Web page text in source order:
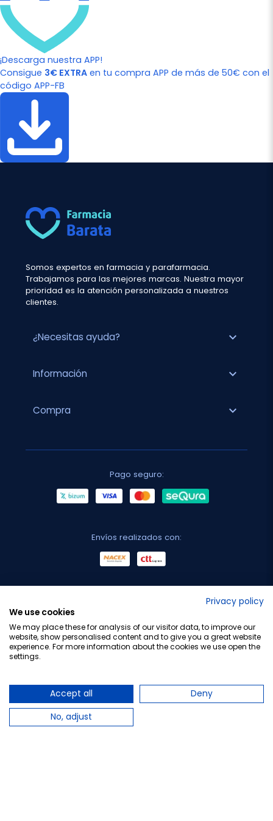
¡Descarga nuestra APP!
Consigue 3€ EXTRA en tu compra APP de más de 50€ con el
código APP-FB
Somos expertos en farmacia y parafarmacia.
Trabajamos para las mejores marcas. Nuestra mayor
prioridad es la atención personalizada a nuestros
clientes.
¿Necesitas ayuda? expand_more
Información expand_more
Compra expand_more
Pago seguro:
Envíos realizados con:
Privacy policy
We use cookies
We may place these for analysis of our visitor data, to improve our
website, show personalised content and to give you a great website
experience. For more information about the cookies we use open the
settings.
Accept all
Deny
No, adjust